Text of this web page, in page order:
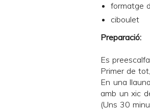
formatge
ciboulet
Preparació:
Es
Primer de
En una
amb un xic
(Uns 30